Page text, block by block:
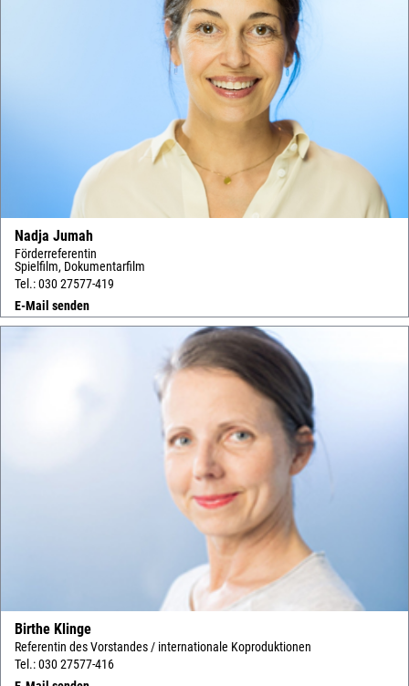
Nadja Jumah
Förderreferentin
Spielfilm, Dokumentarfilm
Tel.: 030 27577-419
E-Mail senden
Birthe Klinge
Referentin des Vorstandes / internationale Koproduktionen
Tel.: 030 27577-416